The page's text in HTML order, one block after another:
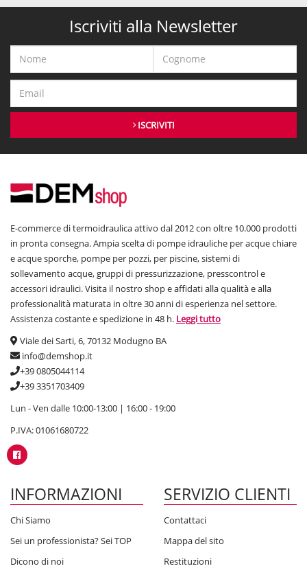
Iscriviti alla Newsletter
ISCRIVITI
E-commerce di termoidraulica attivo dal 2012 con oltre 10.000 prodotti
in pronta consegna. Ampia scelta di pompe idrauliche per acque chiare
e acque sporche, pompe per pozzi, per piscine, sistemi di
sollevamento acque, gruppi di pressurizzazione, presscontrol e
accessori idraulici. Visita il nostro shop e affidati alla qualità e alla
professionalità maturata in oltre 30 anni di esperienza nel settore.
Assistenza costante e spedizione in 48 h. Leggi tutto
Viale dei Sarti, 6, 70132 Modugno BA
info@demshop.it
+39 0805044114
+39 3351703409
Lun - Ven dalle 10:00-13:00 | 16:00 - 19:00
P.IVA: 01061680722
INFORMAZIONI
Chi Siamo
Sei un professionista? Sei TOP
Dicono di noi
SERVIZIO CLIENTI
Contattaci
Mappa del sito
Restituzioni